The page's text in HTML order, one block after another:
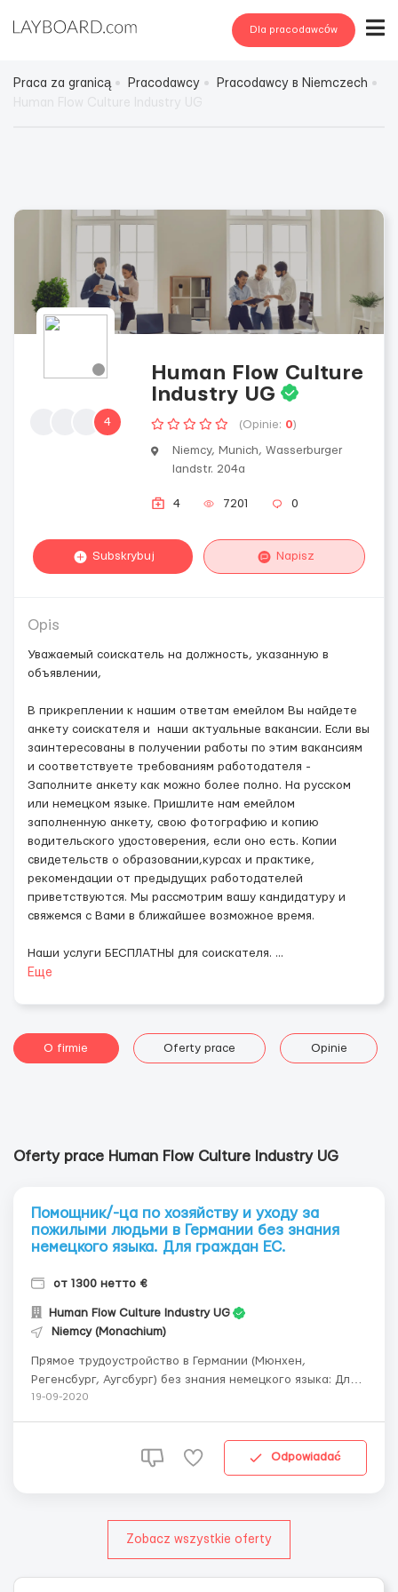
Dla pracodawców
Praca za granicą Pracodawcy
Pracodawcy в Niemczech
4
Human Flow Culture
Industry UG
(Opinie: 0)
Niemcy, Munich, Wasserburger
landstr. 204a
4 7201 0
Subskrybuj Napisz
Opis
Уважаемый соискатель на должность, указанную в
объявлении,
В прикреплении к нашим ответам емейлом Вы найдете
анкету соискателя и наши актуальные вакансии. Если вы
заинтересованы в получении работы по этим вакансиям
и соответствуете требованиям работодателя -
Заполните анкету как можно более полно. На русском
или немецком языке. Пришлите нам емейлом
заполненную анкету, свою фотографию и копию
водительского удостоверения, если оно есть. Копии
свидетельств о образовании,курсах и практике,
рекомендации от предыдущих работодателей
приветствуются. Мы рассмотрим вашу кандидатуру и
свяжемся с Вами в ближайшее возможное время.
Наши услуги БЕСПЛАТНЫ для соискателя. ...
Еще
O firmie Oferty prace Opinie
Oferty prace Human Flow Culture Industry UG
Помощник/-ца по хозяйству и уходу за
пожилыми людьми в Германии без знания
немецкого языка. Для граждан ЕС.
от 1300 нетто €
Human Flow Culture Industry UG
Niemcy (Monachium)
Прямое трудоустройство в Германии (Мюнхен,
Регенсбург, Аугсбург) без знания немецкого языка: Для
граждан ЕС: помощник/-ца по хозяйству и уходу за
платного проживания в отдельной комнате общежи...
19-09-2020
Odpowiadać
Zobacz wszystkie oferty